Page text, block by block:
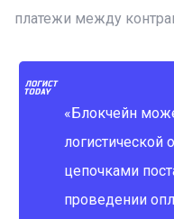
платежи между
«Блокчейн
логистической
цепочками
проведении